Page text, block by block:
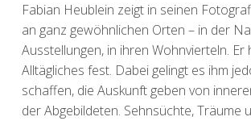
Fabian Heublein zeigt in seinen
an ganz gewöhnlichen Orten – in der
Ausstellungen, in ihren Wohnvierteln. Er
Alltägliches fest. Dabei gelingt es ihm
schaffen, die Auskunft geben von
der Abgebildeten. Sehnsüchte, Träume